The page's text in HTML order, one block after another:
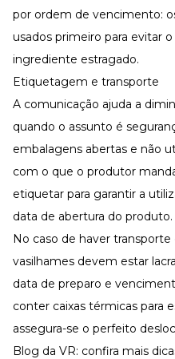
por ordem de vencimento:
usados primeiro para evitar
ingrediente estragado.
Etiquetagem e transporte
A comunicação ajuda a
quando o assunto é
embalagens abertas e não
com o que o produtor
etiquetar para garantir a
data de abertura do produto.
No caso de haver transporte
vasilhames devem estar
data de preparo e
conter caixas térmicas para
assegura-se o perfeito
Blog da VR: confira mais